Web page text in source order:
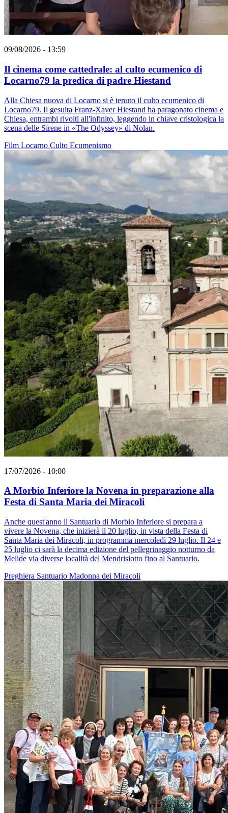
09/08/2026 - 13:59
Il cinema come cattedrale: al culto ecumenico di
Locarno79 la predica di padre Hiestand
Alla Chiesa nuova di Locarno si è tenuto il culto ecumenico di
Locarno79. Il gesuita Franz-Xaver Hiestand ha paragonato cinema e
Chiesa, entrambi rivolti all'infinito, leggendo in chiave cristologica la
scena delle Sirene in «The Odyssey» di Nolan.
Film Locarno Culto Ecumenismo
17/07/2026 - 10:00
A Morbio Inferiore la Novena in preparazione alla
Festa di Santa Maria dei Miracoli
Anche quest'anno il Santuario di Morbio Inferiore si prepara a
vivere la Novena, che inizierà il 20 luglio, in vista della Festa di
Santa Maria dei Miracoli, in programma mercoledì 29 luglio. Il 24 e
25 luglio ci sarà la decima edizione del pellegrinaggio notturno da
Melide via diverse località del Mendrisiotto fino al Santuario.
Preghiera Santuario Madonna dei Miracoli